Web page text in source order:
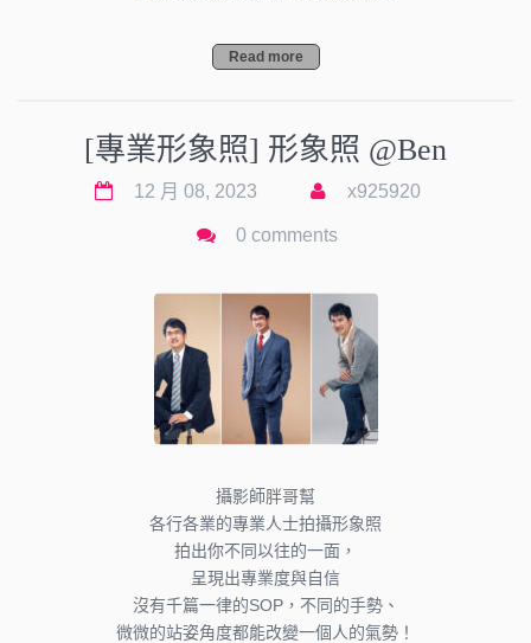
Read more
[專業形象照] 形象照 @Ben
12 月 08, 2023 x925920
0 comments
攝影師胖哥幫
各行各業的專業人士拍攝形象照
拍出你不同以往的一面，
呈現出專業度與自信
沒有千篇一律的SOP，不同的手勢、
微微的站姿角度都能改變一個人的氣勢！